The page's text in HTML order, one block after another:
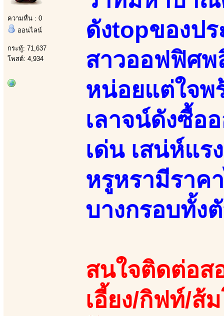
ความหื่น : 0
ออนไลน์
กระทู้: 71,637
โพสต์: 4,934
ดังtopของป
สาวออฟฟิศพ
หน่อยแต่ใจพ
เลาจน์ดังซื้อ
เด่น เสน่ห์แ
หรูหรามีราค
บางกรอบทั้ง
สนใจติดต่อส
เอี้ยง/กิฟท์/ส้